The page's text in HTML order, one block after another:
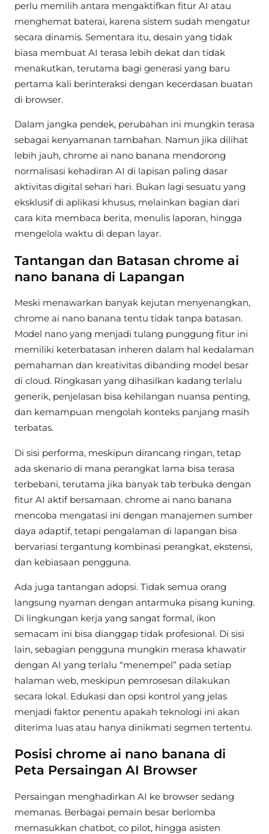
perlu memilih antara mengaktifkan fitur AI atau
menghemat baterai, karena sistem sudah mengatur
secara dinamis. Sementara itu, desain yang tidak
biasa membuat AI terasa lebih dekat dan tidak
menakutkan, terutama bagi generasi yang baru
pertama kali berinteraksi dengan kecerdasan buatan
di browser.
Dalam jangka pendek, perubahan ini mungkin terasa
sebagai kenyamanan tambahan. Namun jika dilihat
lebih jauh, chrome ai nano banana mendorong
normalisasi kehadiran AI di lapisan paling dasar
aktivitas digital sehari hari. Bukan lagi sesuatu yang
eksklusif di aplikasi khusus, melainkan bagian dari
cara kita membaca berita, menulis laporan, hingga
mengelola waktu di depan layar.
Tantangan dan Batasan chrome ai
nano banana di Lapangan
Meski menawarkan banyak kejutan menyenangkan,
chrome ai nano banana tentu tidak tanpa batasan.
Model nano yang menjadi tulang punggung fitur ini
memiliki keterbatasan inheren dalam hal kedalaman
pemahaman dan kreativitas dibanding model besar
di cloud. Ringkasan yang dihasilkan kadang terlalu
generik, penjelasan bisa kehilangan nuansa penting,
dan kemampuan mengolah konteks panjang masih
terbatas.
Di sisi performa, meskipun dirancang ringan, tetap
ada skenario di mana perangkat lama bisa terasa
terbebani, terutama jika banyak tab terbuka dengan
fitur AI aktif bersamaan. chrome ai nano banana
mencoba mengatasi ini dengan manajemen sumber
daya adaptif, tetapi pengalaman di lapangan bisa
bervariasi tergantung kombinasi perangkat, ekstensi,
dan kebiasaan pengguna.
Ada juga tantangan adopsi. Tidak semua orang
langsung nyaman dengan antarmuka pisang kuning.
Di lingkungan kerja yang sangat formal, ikon
semacam ini bisa dianggap tidak profesional. Di sisi
lain, sebagian pengguna mungkin merasa khawatir
dengan AI yang terlalu “menempel” pada setiap
halaman web, meskipun pemrosesan dilakukan
secara lokal. Edukasi dan opsi kontrol yang jelas
menjadi faktor penentu apakah teknologi ini akan
diterima luas atau hanya dinikmati segmen tertentu.
Posisi chrome ai nano banana di
Peta Persaingan AI Browser
Persaingan menghadirkan AI ke browser sedang
memanas. Berbagai pemain besar berlomba
memasukkan chatbot, co pilot, hingga asisten